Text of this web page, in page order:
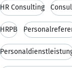
HR Consulting
HRPB